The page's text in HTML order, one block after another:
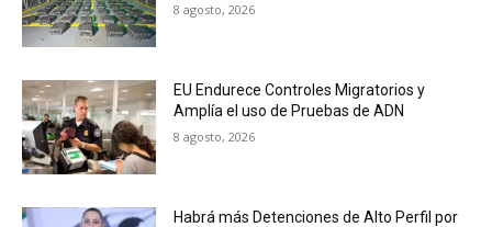
8 agosto, 2026
EU Endurece Controles Migratorios y
Amplía el uso de Pruebas de ADN
8 agosto, 2026
Habrá más Detenciones de Alto Perfil por